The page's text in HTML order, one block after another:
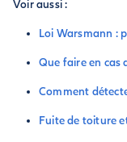
Voir aussi :
Loi Warsmann :
Que faire en cas
Comment
Fuite de toiture